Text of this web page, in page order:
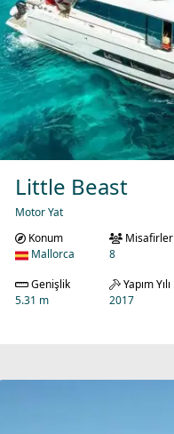
Little Beast
Motor Yat
Konum
Mallorca
Misafirler
8
Genişlik
5.31 m
Yapım Yılı
2017